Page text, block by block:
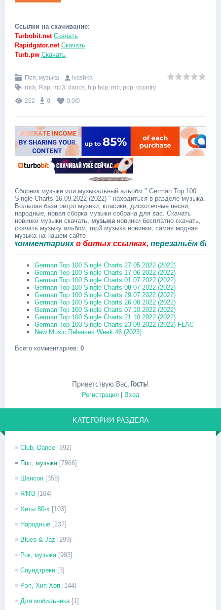
Ссылки на скачивание:
Turbobit.net Скачать
Rapidgator.net Скачать
Turb.pw Скачать
Поп, музыка
ivashka
rock, Rap, mp3, dance, hip hop, rnb, pop, country
262
0 0.0/0
Сборник музыки или музыкальный альобм " German Top 100
Single Charts 16.09.2022 (2022) " находиться в разделе музыка.
Большая база ретро музики, класики, дискотечные песни,
народные, новая сборка музыки собрана для вас. Скачать
новинки музыки скачать, музыкановинки бесплатно скачать,
скачать музыку альбом, mp3 музыка новинки, самая модная
музыка на нашем сайте
о битых ссылках,перезальём быстро.
German Top 100 Single Charts 27.05.2022 (2022)
German Top 100 Single Charts 17.06.2022 (2022)
German Top 100 Single Charts 01.07.2022 (2022)
German Top 100 Single Charts 08-07-2022 (2022)
German Top 100 Single Charts 29.07.2022 (2022)
German Top 100 Single Charts 26.08.2022 (2022)
German Top 100 Single Charts 07.10.2022 (2022)
German Top 100 Single Charts 21.10.2022 (2022)
German Top 100 Single Charts 23.09.2022 (2022) FLAC
New Music Releases Week 46 (2023)
Всего комментариев: 0
Приветствую Вас, Гость!
Регистрация| Вход
КАТЕГОРИИ РАЗДЕЛА
Club, Dance [892]
Поп, музыка [7966]
Шансон [358]
R'N'B [164]
Хиты 80-х [103]
Народные [237]
Blues & Jaz [299]
Рок, музыка [993]
Саундтреки [3]
Рэп, Хип-Хоп [144]
Для мобильника [1]